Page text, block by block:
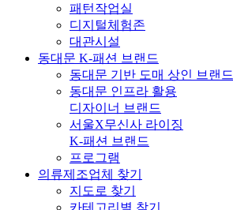
패턴작업실
디지털체험존
대관시설
동대문 K-패션 브랜드
동대문 기반 도매 상인 브랜드
동대문 인프라 활용
디자이너 브랜드
서울X무신사 라이징
K-패션 브랜드
프로그램
의류제조업체 찾기
지도로 찾기
카테고리별 찾기